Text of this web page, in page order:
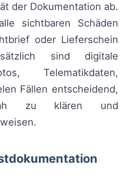
der Dokumentation ab.
sichtbaren Schäden
oder Lieferschein
sind digitale
Telematikdaten,
Fällen entscheidend,
zu klären und